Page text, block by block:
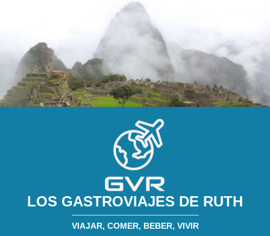
LOS GASTROVIAJES DE RUTH
VIAJAR, COMER, BEBER, VIVIR